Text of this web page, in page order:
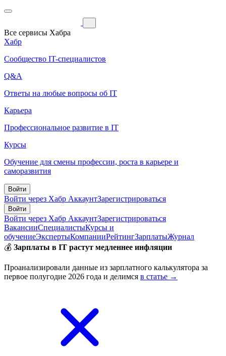
Все сервисы Хабра
Хабр
Сообщество IT-специалистов
Q&A
Ответы на любые вопросы об IT
Карьера
Профессиональное развитие в IT
Курсы
Обучение для смены профессии, роста в карьере и
саморазвития
Войти
Войти через Хабр АккаунтЗарегистрироваться
Войти
Войти через Хабр АккаунтЗарегистрироваться
ВакансииСпециалистыКурсы и
обучениеЭкспертыКомпанииРейтингЗарплатыЖурнал
💰 Зарплаты в IT растут медленнее инфляции
Проанализировали данные из зарплатного калькулятора за
первое полугодие 2026 года и делимся в статье →